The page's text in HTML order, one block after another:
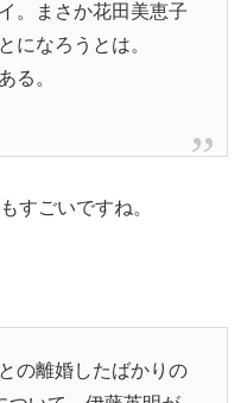
。まさか花田美恵子
になろうとは。
る。
すごいですね。
の離婚したばかりの